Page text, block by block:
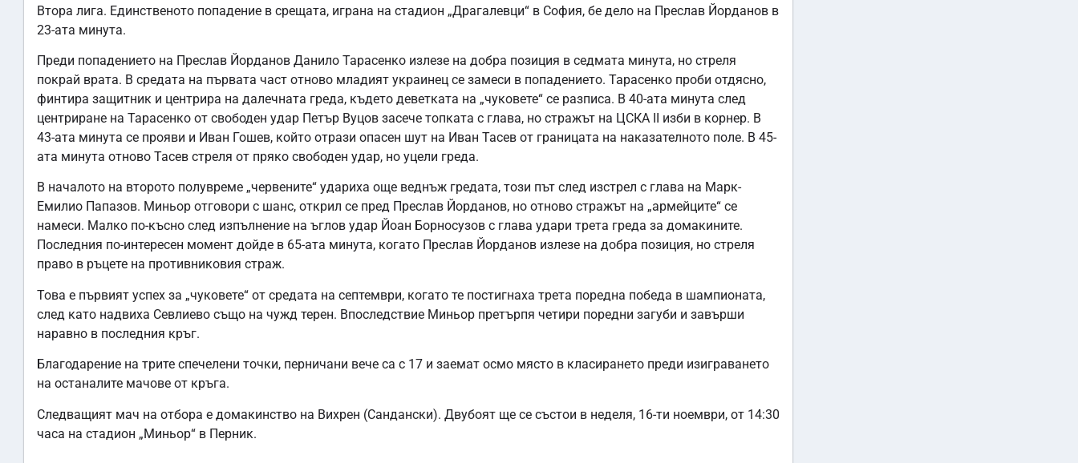
Втора лига. Единственото попадение в срещата, играна на стадион „Драгалевци“ в София, бе дело на Преслав Йорданов в
23-ата минута.
Преди попадението на Преслав Йорданов Данило Тарасенко излезе на добра позиция в седмата минута, но стреля
покрай врата. В средата на първата част отново младият украинец се замеси в попадението. Тарасенко проби отдясно,
финтира защитник и центрира на далечната греда, където деветката на „чуковете“ се разписа. В 40-ата минута след
центриране на Тарасенко от свободен удар Петър Вуцов засече топката с глава, но стражът на ЦСКА II изби в корнер. В
43-ата минута се прояви и Иван Гошев, който отрази опасен шут на Иван Тасев от границата на наказателното поле. В 45-
ата минута отново Тасев стреля от пряко свободен удар, но уцели греда.
В началото на второто полувреме „червените“ удариха още веднъж гредата, този път след изстрел с глава на Марк-
Емилио Папазов. Миньор отговори с шанс, открил се пред Преслав Йорданов, но отново стражът на „армейците“ се
намеси. Малко по-късно след изпълнение на ъглов удар Йоан Борносузов с глава удари трета греда за домакините.
Последния по-интересен момент дойде в 65-ата минута, когато Преслав Йорданов излезе на добра позиция, но стреля
право в ръцете на противниковия страж.
Това е първият успех за „чуковете“ от средата на септември, когато те постигнаха трета поредна победа в шампионата,
след като надвиха Севлиево също на чужд терен. Впоследствие Миньор претърпя четири поредни загуби и завърши
наравно в последния кръг.
Благодарение на трите спечелени точки, перничани вече са с 17 и заемат осмо място в класирането преди изиграването
на останалите мачове от кръга.
Следващият мач на отбора е домакинство на Вихрен (Сандански). Двубоят ще се състои в неделя, 16-ти ноември, от 14:30
часа на стадион „Миньор“ в Перник.